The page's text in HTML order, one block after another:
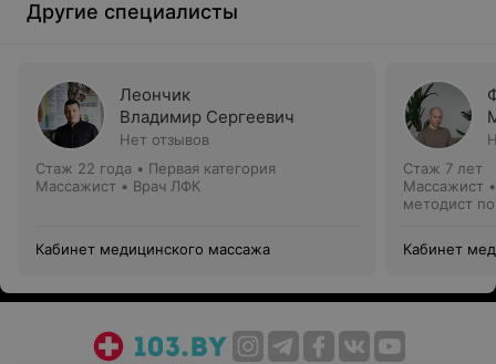
Другие специалисты
Леончик
Владимир Сергеевич
Нет отзывов
Стаж 22 года • Первая категория
Массажист • Врач ЛФК
Кабинет медицинского массажа
Стаж 7 лет
Массажист
методист
Кабинет